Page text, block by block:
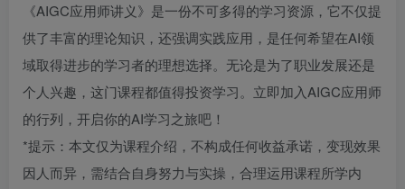
《AIGC应用师讲义》是一份不可多得的学习资源，它不仅提
供了丰富的理论知识，还强调实践应用，是任何希望在AI领
域取得进步的学习者的理想选择。无论是为了职业发展还是
个人兴趣，这门课程都值得投资学习。立即加入AIGC应用师
的行列，开启你的AI学习之旅吧！
*提示：本文仅为课程介绍，不构成任何收益承诺，变现效果
因人而异，需结合自身努力与实操，合理运用课程所学内